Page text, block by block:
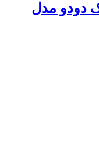
دودو مدل